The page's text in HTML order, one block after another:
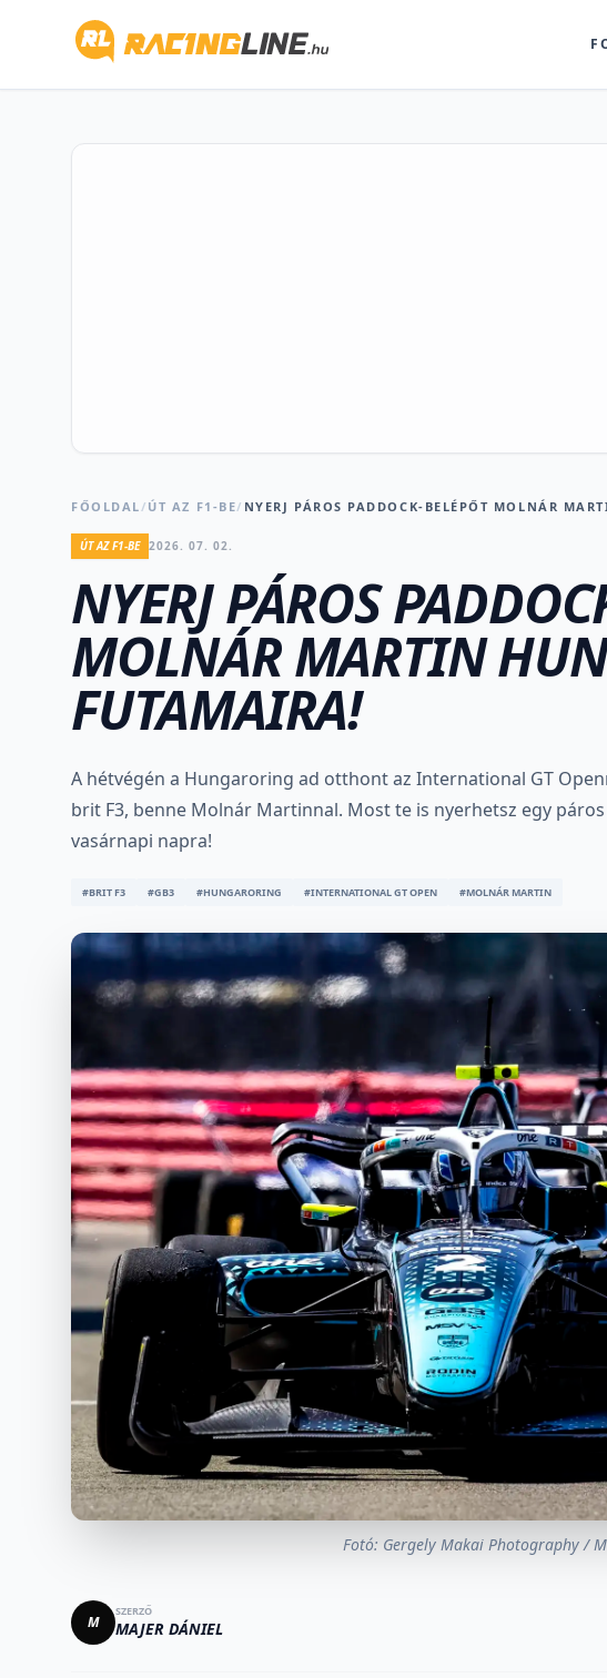
FŐOLDAL/ ÚT AZ F1-BE/ NYERJ PÁROS PADDOCK-BELÉPŐT MOLNÁR
ÚT AZ F1-BE 2026. 07. 02.
NYERJ PÁROS
MOLNÁR MARTIN
FUTAMAIRA!
A hétvégén a Hungaroring ad otthont az International GT
brit F3, benne Molnár Martinnal. Most te is nyerhetsz egy
vasárnapi napra!
#BRIT F3 #GB3 #HUNGARORING #INTERNATIONAL GT OPEN #MOLNÁR MARTIN
Fotó: Gergely Makai Photography /
M
SZERZŐ
MAJER DÁNIEL